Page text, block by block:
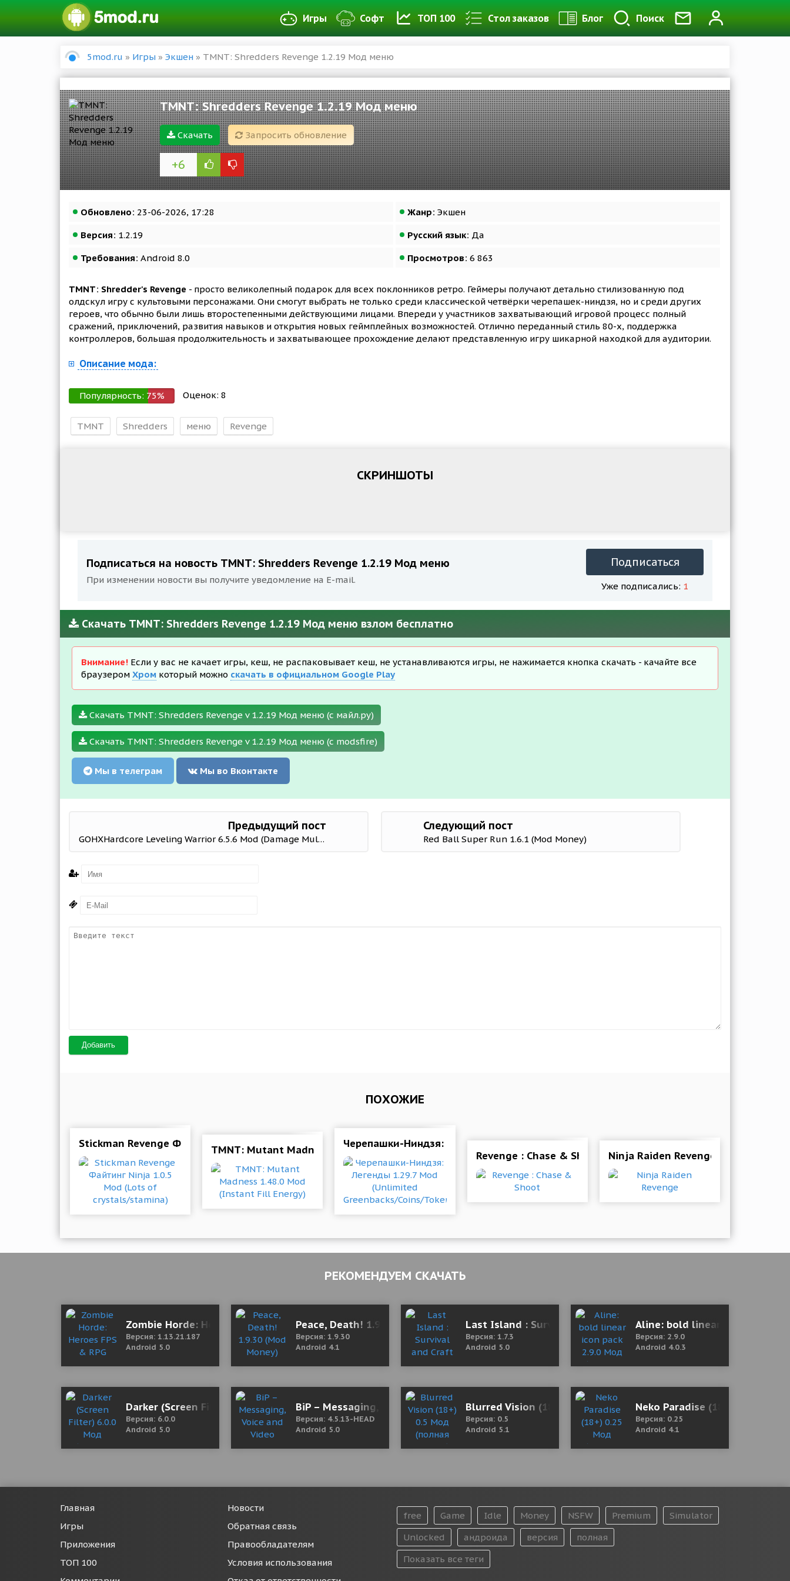
Игры Софт ТОП 100 Стол заказов Блог Поиск
5mod.ru » Игры » Экшен » TMNT: Shredders Revenge 1.2.19 Мод меню
TMNT: Shredders Revenge 1.2.19 Мод меню
Скачать Запросить обновление
+6
Обновлено: 23-06-2026, 17:28 Жанр: Экшен
Версия: 1.2.19 Русский язык: Да
Требования: Android 8.0 Просмотров: 6 863
TMNT: Shredder's Revenge - просто великолепный подарок для всех поклонников ретро. Геймеры получают детально стилизованную под
олдскул игру с культовыми персонажами. Они смогут выбрать не только среди классической четвёрки черепашек-ниндзя, но и среди других
героев, что обычно были лишь второстепенными действующими лицами. Впереди у участников захватывающий игровой процесс полный
сражений, приключений, развития навыков и открытия новых геймплейных возможностей. Отлично переданный стиль 80-х, поддержка
контроллеров, большая продолжительность и захватывающее прохождение делают представленную игру шикарной находкой для аудитории.
Описание мода:
Популярность: 75% Оценок: 8
TMNT Shredders меню Revenge
СКРИНШОТЫ
Подписаться на новость TMNT: Shredders Revenge 1.2.19 Мод меню
При изменении новости вы получите уведомление на E-mail.
Подписаться
Уже подписались: 1
Скачать TMNT: Shredders Revenge 1.2.19 Мод меню взлом бесплатно
Внимание! Если у вас не качает игры, кеш, не распаковывает кеш, не устанавливаются игры, не нажимается кнопка скачать - качайте все
браузером Хром который можно скачать в официальном Google Play
Скачать TMNT: Shredders Revenge v 1.2.19 Мод меню (с майл.ру)
Скачать TMNT: Shredders Revenge v 1.2.19 Мод меню (с modsfire)
Мы в телеграм Мы во Вконтакте
Предыдущий пост
GOHXHardcore Leveling Warrior 6.5.6 Mod (Damage Multiplier/Unlimited Skill)
Следующий пост
Red Ball Super Run 1.6.1 (Mod Money)
Добавить
ПОХОЖИЕ
Stickman Revenge Файтинг Ninja 1.0.5 Mod (Lots of crystals/stamina)
TMNT: Mutant Madness 1.48.0 Mod (Instant Fill Energy)
Черепашки-Ниндзя: Легенды 1.29.7 Mod (Unlimited Greenbacks/Coins/Tokens)
Revenge : Chase & Shoot
Ninja Raiden Revenge
РЕКОМЕНДУЕМ СКАЧАТЬ
Zombie Horde: Heroes FPS & RPG 1.13.21.187 Mod (Mega mod)
Версия: 1.13.21.187
Android 5.0
Peace, Death! 1.9.30 (Mod Money)
Версия: 1.9.30
Android 4.1
Last Island : Survival and Craft
Версия: 1.7.3
Android 5.0
Aline: bold linear icon pack
Версия: 2.9.0
Android 4.0.3
Darker (Screen Filter) 6.0.0 Мод (полная версия)
Версия: 6.0.0
Android 5.0
BiP – Messaging, Voice and Video Calling 4.5.13-HEAD Мод (полная версия)
Версия: 4.5.13-HEAD
Android 5.0
Blurred Vision (18+) 0.5 Мод (полная версия)
Версия: 0.5
Android 5.1
Neko Paradise (18+) 0.25 Мод
Версия: 0.25
Android 4.1
Главная
Игры
Приложения
ТОП 100
Новости
Обратная связь
Правообладателям
Условия использования
free Game Idle Money NSFW Premium
Simulator
Unlocked
андроида версия
полная
Показать все теги